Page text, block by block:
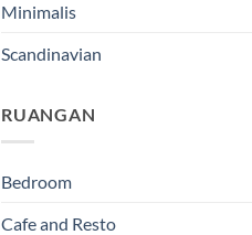
Minimalis
Scandinavian
RUANGAN
Bedroom
Cafe and Resto